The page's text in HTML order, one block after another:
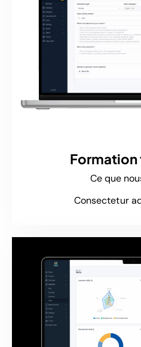
Formation
Ce que
Consectetur